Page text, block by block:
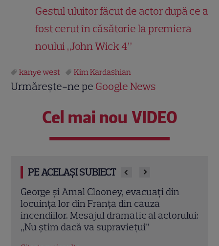
Gestul uluitor făcut de actor după ce a
fost cerut în căsătorie la premiera
noului „John Wick 4”
kanye west Kim Kardashian
Urmărește-ne pe Google News
Cel mai nou VIDEO
PE ACELAȘI SUBIECT
Elon Musk, atac la adresa regizorului
premiat cu Oscar care a realizat
documentarul despre viața sa. Filmul are
232 de minute